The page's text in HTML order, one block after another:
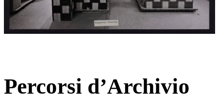
Percorsi d’Archivio